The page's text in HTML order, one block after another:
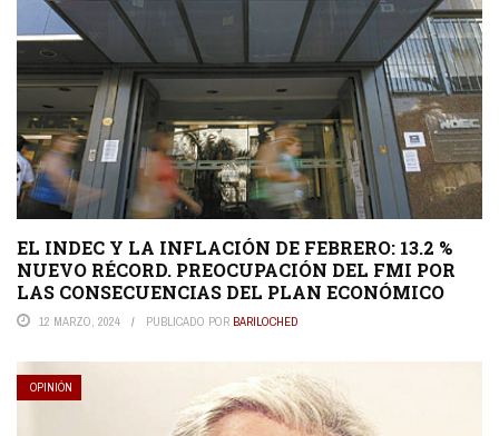
EL INDEC Y LA INFLACIÓN DE FEBRERO: 13.2 %
NUEVO RÉCORD. PREOCUPACIÓN DEL FMI POR
LAS CONSECUENCIAS DEL PLAN ECONÓMICO
12 MARZO, 2024 PUBLICADO POR BARILOCHED
OPINIÓN